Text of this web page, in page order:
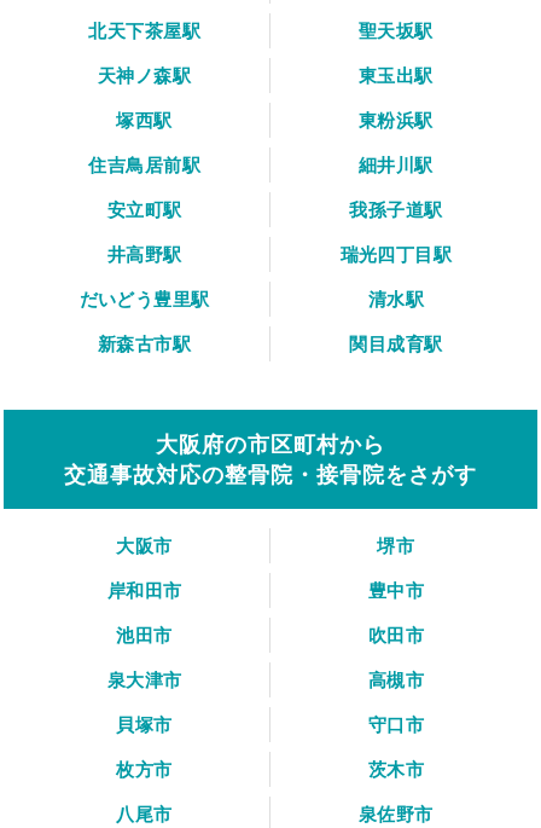
北天下茶屋駅
聖天坂駅
天神ノ森駅
東玉出駅
塚西駅
東粉浜駅
住吉鳥居前駅
細井川駅
安立町駅
我孫子道駅
井高野駅
瑞光四丁目駅
だいどう豊里駅
清水駅
新森古市駅
関目成育駅
大阪府の市区町村から
交通事故対応の整骨院・接骨院をさがす
大阪市
堺市
岸和田市
豊中市
池田市
吹田市
泉大津市
高槻市
貝塚市
守口市
枚方市
茨木市
八尾市
泉佐野市